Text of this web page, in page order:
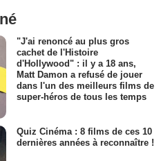
"J'ai renoncé au plus gros
cachet de l'Histoire
d'Hollywood" : il y a 18 ans,
Matt Damon a refusé de jouer
dans l'un des meilleurs films de
super-héros de tous les temps
Quiz Cinéma : 8 films de ces 10
dernières années à reconnaître !